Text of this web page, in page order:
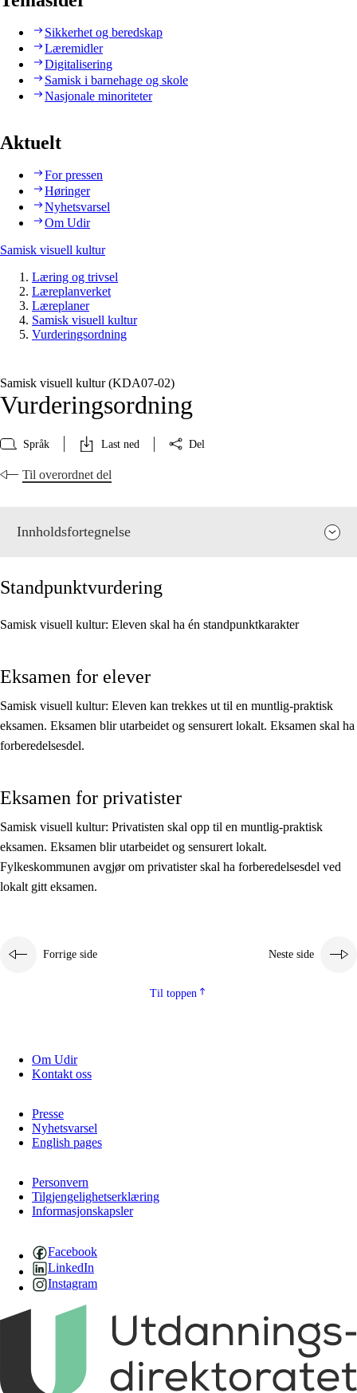
Sikkerhet og beredskap
Læremidler
Digitalisering
Samisk i barnehage og skole
Nasjonale minoriteter
Aktuelt
For pressen
Høringer
Nyhetsvarsel
Om Udir
Samisk visuell kultur
Læring og trivsel
Læreplanverket
Læreplaner
Samisk visuell kultur
Vurderingsordning
Samisk visuell kultur (KDA07‑02)
Vurderingsordning
Språk Last ned Del
Til overordnet del
Innholdsfortegnelse
Tverrfaglige temaer
Grunnleggende ferdigheter
Standpunktvurdering
Samisk visuell kultur: Eleven skal ha én standpunktkarakter
Eksamen for elever
Samisk visuell kultur: Eleven kan trekkes ut til en muntlig-praktisk
eksamen. Eksamen blir utarbeidet og sensurert lokalt. Eksamen skal ha
forberedelsesdel.
Eksamen for privatister
Samisk visuell kultur: Privatisten skal opp til en muntlig-praktisk
eksamen. Eksamen blir utarbeidet og sensurert lokalt.
Fylkeskommunen avgjør om privatister skal ha forberedelsesdel ved
lokalt gitt eksamen.
Forrige side Neste side
Til toppen
Om Udir
Kontakt oss
Presse
Nyhetsvarsel
English pages
Personvern
Tilgjengelighetserklæring
Informasjonskapsler
Facebook
LinkedIn
Instagram